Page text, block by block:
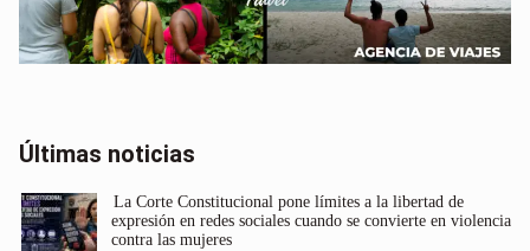
Últimas noticias
La Corte Constitucional pone límites a la libertad de
expresión en redes sociales cuando se convierte en violencia
contra las mujeres